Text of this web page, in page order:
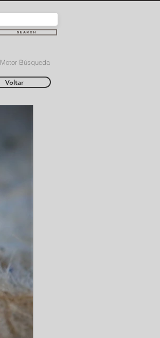
Search
Motor Búsqueda
Voltar